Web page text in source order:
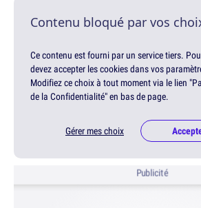
Contenu bloqué par vos
Ce contenu est fourni par un service tiers.
devez accepter les cookies dans vos
Modifiez ce choix à tout moment via le lien
de la Confidentialité" en bas de page.
Gérer mes choix
Publicité